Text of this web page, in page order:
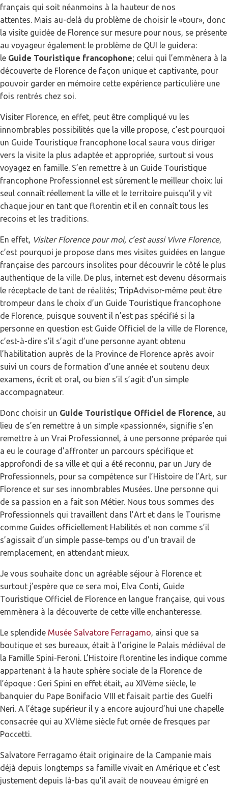
français qui soit néanmoins à la hauteur de nos
attentes. Mais au-delà du problème de choisir le «tour», donc
la visite guidée de Florence sur mesure pour nous, se présente
au voyageur également le problème de QUI le guidera:
le Guide Touristique francophone; celui qui l’emmènera à la
découverte de Florence de façon unique et captivante, pour
pouvoir garder en mémoire cette expérience particulière une
fois rentrés chez soi.
Visiter Florence, en effet, peut être compliqué vu les
innombrables possibilités que la ville propose, c’est pourquoi
un Guide Touristique francophone local saura vous diriger
vers la visite la plus adaptée et appropriée, surtout si vous
voyagez en famille. S’en remettre à un Guide Touristique
francophone Professionnel est sûrement le meilleur choix: lui
seul connaît réellement la ville et le territoire puisqu’il y vit
chaque jour en tant que florentin et il en connaît tous les
recoins et les traditions.
En effet, Visiter Florence pour moi, c’est aussi Vivre Florence,
c’est pourquoi je propose dans mes visites guidées en langue
française des parcours insolites pour découvrir le côté le plus
authentique de la ville. De plus, internet est devenu désormais
le réceptacle de tant de réalités; TripAdvisor-même peut être
trompeur dans le choix d’un Guide Touristique francophone
de Florence, puisque souvent il n’est pas spécifié si la
personne en question est Guide Officiel de la ville de Florence,
c’est-à-dire s’il s’agit d’une personne ayant obtenu
l’habilitation auprès de la Province de Florence après avoir
suivi un cours de formation d’une année et soutenu deux
examens, écrit et oral, ou bien s’il s’agit d’un simple
accompagnateur.
Donc choisir un Guide Touristique Officiel de Florence, au
lieu de s’en remettre à un simple «passionné», signifie s’en
remettre à un Vrai Professionnel, à une personne préparée qui
a eu le courage d’affronter un parcours spécifique et
approfondi de sa ville et qui a été reconnu, par un Jury de
Professionnels, pour sa compétence sur l’Histoire de l’Art, sur
Florence et sur ses innombrables Musées. Une personne qui
de sa passion en a fait son Métier. Nous tous sommes des
Professionnels qui travaillent dans l’Art et dans le Tourisme
comme Guides officiellement Habilités et non comme s’il
s’agissait d’un simple passe-temps ou d’un travail de
remplacement, en attendant mieux.
Je vous souhaite donc un agréable séjour à Florence et
surtout j’espère que ce sera moi, Elva Conti, Guide
Touristique Officiel de Florence en langue française, qui vous
emmènera à la découverte de cette ville enchanteresse.
Le splendide Musée Salvatore Ferragamo, ainsi que sa
boutique et ses bureaux, était à l’origine le Palais médiéval de
la Famille Spini-Feroni. L’Histoire florentine les indique comme
appartenant à la haute sphère sociale de la Florence de
l’époque : Geri Spini en effet était, au XIVème siècle, le
banquier du Pape Bonifacio VIII et faisait partie des Guelfi
Neri. A l’étage supérieur il y a encore aujourd’hui une chapelle
consacrée qui au XVIème siècle fut ornée de fresques par
Poccetti.
Salvatore Ferragamo était originaire de la Campanie mais
déjà depuis longtemps sa famille vivait en Amérique et c’est
justement depuis là-bas qu’il avait de nouveau émigré en